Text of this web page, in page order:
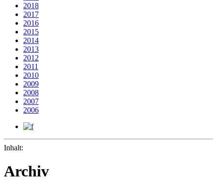
2018
2017
2016
2015
2014
2013
2012
2011
2010
2009
2008
2007
2006
Inhalt:
Archiv